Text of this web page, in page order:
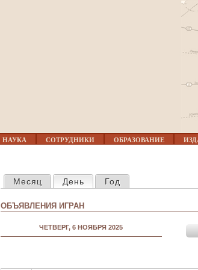
Jump to
НАУКА СОТРУДНИКИ ОБРАЗОВАНИЕ
ГЛАВНЫЕ ВКЛАДКИ
Месяц День (активная вкладка)
Год
ОБЪЯВЛЕНИЯ ИГРАН
ЧЕТВЕРГ, 6 НОЯБРЯ 2025
06